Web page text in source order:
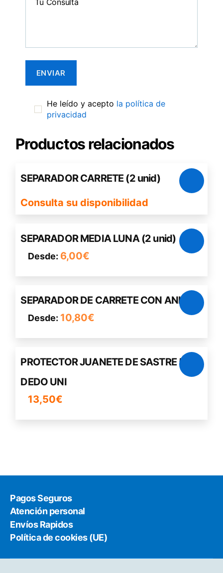
He leído y acepto la política de
privacidad
Productos relacionados
SEPARADOR CARRETE (2 unid)
Consulta su disponibilidad
SEPARADOR MEDIA LUNA (2 unid)
Desde: 6,00€
Este
tiene
Las
se
en
página
de
SEPARADOR DE CARRETE CON ANILLO
Desde: 10,80€
Este
tiene
Las
se
pueden
elegir
en
PROTECTOR JUANETE DE SASTRE 5º
DEDO UNI
13,50€
Pagos Seguros
Atención personal
Envíos Rapidos
Política de cookies (UE)